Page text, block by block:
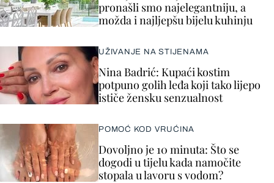
pronašli smo najelegantniju, a
možda i najljepšu bijelu kuhinju
UŽIVANJE NA STIJENAMA
Nina Badrić: Kupaći kostim
potpuno golih leđa koji tako lijepo
ističe žensku senzualnost
POMOĆ KOD VRUĆINA
Dovoljno je 10 minuta: Što se
dogodi u tijelu kada namočite
stopala u lavoru s vodom?